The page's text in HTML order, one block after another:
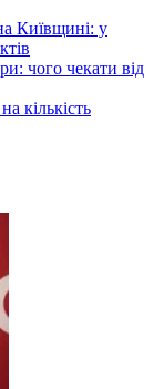
Київщині: у
чого чекати від
кількість